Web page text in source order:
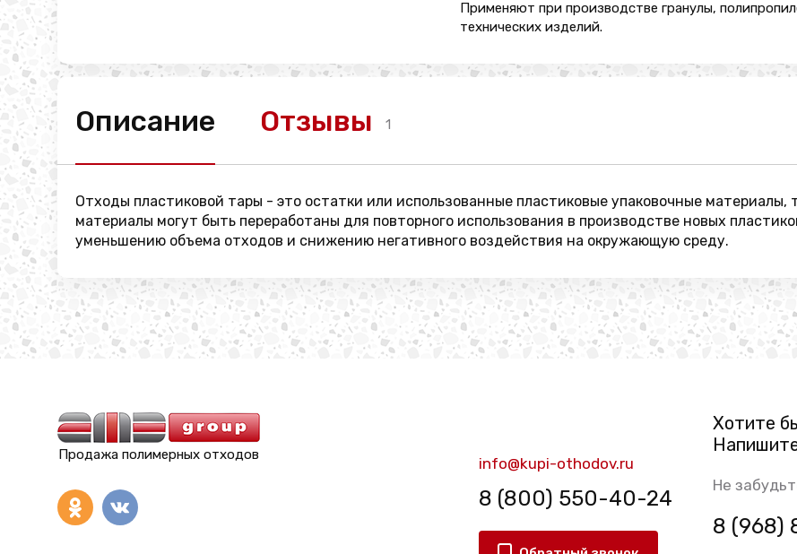
Применяют при производстве гранулы,
технических изделий.
Описание Отзывы 1
Отходы пластиковой тары - это остатки или использованные пластиковые упаковочные материалы,
материалы могут быть переработаны для повторного использования в производстве новых
уменьшению объема отходов и снижению негативного воздействия на окружающую среду.
Продажа полимерных отходов info@kupi-othodov.ru
8 (800) 550-40-24
Хотите
Не
8 (968)